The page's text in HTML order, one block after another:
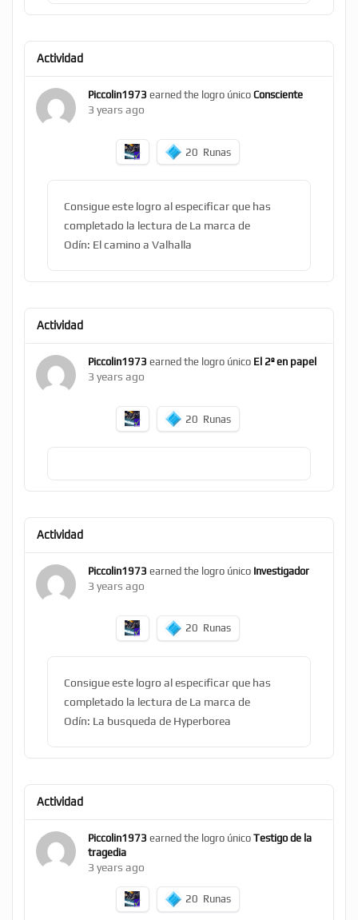
Actividad
Piccolin1973 earned the logro único Consciente
3 years ago
20 Runas
Consigue este logro al especificar que has
completado la lectura de La marca de
Odín: El camino a Valhalla
Actividad
Piccolin1973 earned the logro único El 2º en papel
3 years ago
20 Runas
Actividad
Piccolin1973 earned the logro único Investigador
3 years ago
20 Runas
Consigue este logro al especificar que has
completado la lectura de La marca de
Odín: La busqueda de Hyperborea
Actividad
Piccolin1973 earned the logro único Testigo de la
tragedia
3 years ago
20 Runas